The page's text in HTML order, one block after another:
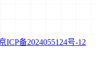
ICP备2024055124号-12